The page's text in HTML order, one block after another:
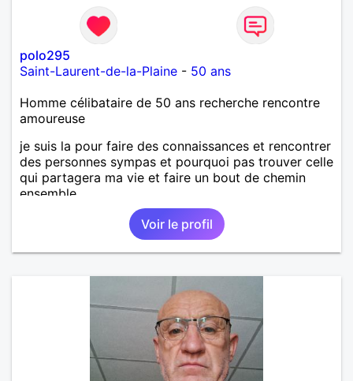
polo295
Saint-Laurent-de-la-Plaine - 50 ans
Homme célibataire de 50 ans recherche rencontre
amoureuse
je suis la pour faire des connaissances et rencontrer
des personnes sympas et pourquoi pas trouver celle
qui partagera ma vie et faire un bout de chemin
ensemble
Voir le profil